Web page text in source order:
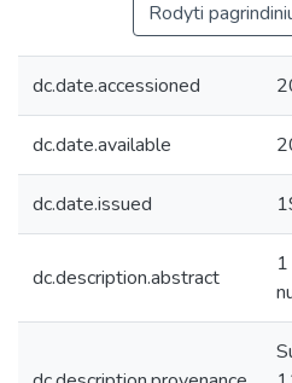
Rodyti
dc.date.accessioned
dc.date.available
dc.date.issued
dc.description.abstract